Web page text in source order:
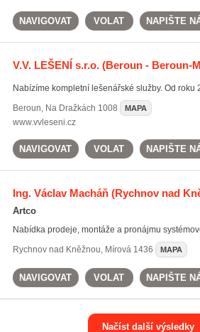
NAVIGOVAT VOLAT NAPIŠTE
V.V. LEŠENÍ s.r.o.(Beroun - Beroun-
Nabízíme kompletní lešenářské služby. Od roku
Beroun, Na Dražkách 1008 MAPA
www.vvleseni.cz
NAVIGOVAT VOLAT NAPIŠTE
Ing. Václav Macháň(Rychnov nad
Artco
Nabídka prodeje, montáže a pronájmu
Rychnov nad Kněžnou, Mírová 1436 MAPA
NAVIGOVAT VOLAT NAPIŠTE
Načíst další výsledky